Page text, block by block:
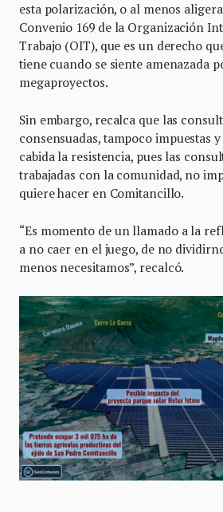
esta polarización, o al menos
Convenio 169 de la Organización
Trabajo (OIT), que es un derecho
tiene cuando se siente amenazada
megaproyectos.
Sin embargo, recalca que las
consensuadas, tampoco impuestas
cabida la resistencia, pues las
trabajadas con la comunidad, no
quiere hacer en Comitancillo.
“Es momento de un llamado a la
a no caer en el juego, de no
menos necesitamos”, recalcó.